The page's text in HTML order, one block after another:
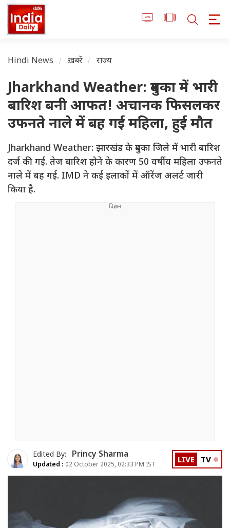
Hindi News ख़बरें राज्य
Jharkhand Weather: दुमका में भारी
बारिश बनी आफत! अचानक फिसलकर
उफनते नाले में बह गई महिला, हुई मौत
Jharkhand Weather: झारखंड के दुमका जिले में भारी बारिश
दर्ज की गई. तेज बारिश होने के कारण 50 वर्षीय महिला उफनते
नाले में बह गई. IMD ने कई इलाकों में ऑरेंज अलर्ट जारी
किया है.
Edited By: Princy Sharma
Updated : 02 October 2025, 02:33 PM IST LIVE TV